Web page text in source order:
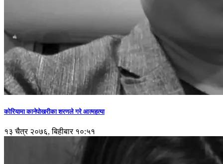
कोरियामा कानेपोखरीका शरणले गरे आत्महत्या
१३ चैत्र २०७६, बिहीबार १०:५१